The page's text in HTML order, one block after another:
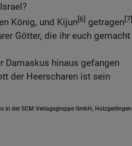
König, und Kijun[6] getragen[7]
Götter, die ihr euch gemacht
Damaskus hinaus gefangen
der Heerscharen ist sein
in der SCM Verlagsgruppe GmbH, Holzgerlingen